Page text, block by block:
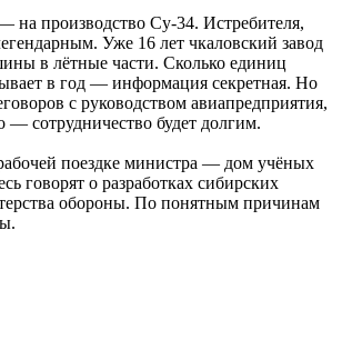
на производство Су-34. Истребителя,
Уже 16 лет чкаловский завод
в лётные части. Сколько единиц
в год — информация секретная. Но
с руководством авиапредприятия,
— сотрудничество будет долгим.
поездке министра — дом учёных
говорят о разработках сибирских
обороны. По понятным причинам